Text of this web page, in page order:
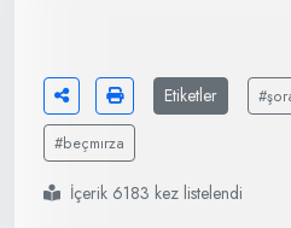
Etiketler
#beçmırza
İçerik 6183 kez listelendi